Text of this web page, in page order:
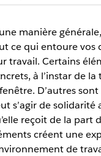
à la
manière
ce qui entoure vos
travail. Certains
à l’instar de
D’autres
s’agir de solidarité
reçoit de la part
créent une
de